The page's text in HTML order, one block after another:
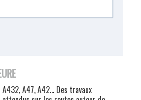
A432, A47, A42… Des travaux